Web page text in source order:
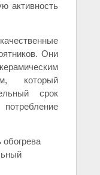
активность
Они
который
срок